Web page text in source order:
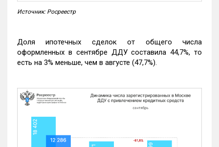
Источник: Росреестр
Доля ипотечных сделок от общего числа
оформленных в сентябре ДДУ составила 44,7%, то
есть на 3% меньше, чем в августе (47,7%).